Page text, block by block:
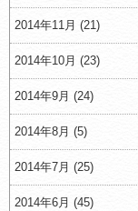
2014年11月 (21)
2014年10月 (23)
2014年9月 (24)
2014年8月 (5)
2014年7月 (25)
2014年6月 (45)